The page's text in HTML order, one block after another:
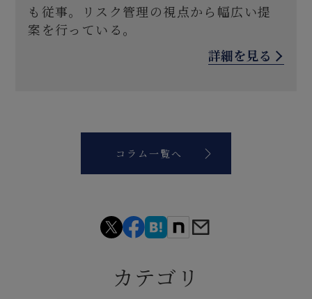
も従事。リスク管理の視点から幅広い提
案を行っている。
詳細を見る
カテゴリ
コラム一覧へ